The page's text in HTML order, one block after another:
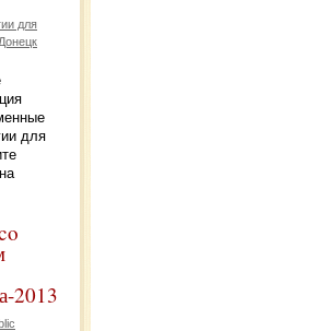
для
Донецк
для
2013